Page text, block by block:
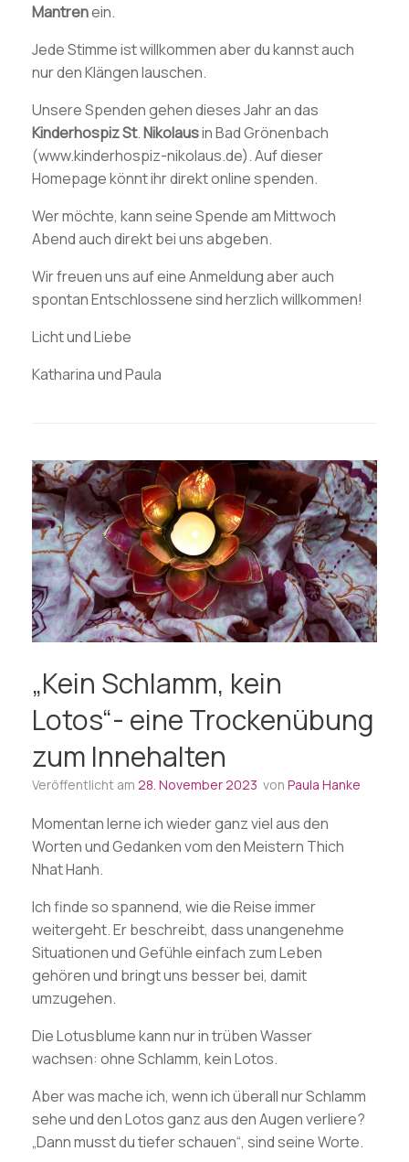
Mantrenein.
Jede Stimme ist willkommen aber du kannst auch
nur den Klängen lauschen.
Unsere Spenden gehen dieses Jahr an das
KinderhospizSt.Nikolausin Bad Grönenbach
(www.kinderhospiz-nikolaus.de). Auf dieser
Homepage könnt ihr direkt online spenden.
Wer möchte, kann seine Spende am Mittwoch
Abend auch direkt bei uns abgeben.
Wir freuen uns auf eine Anmeldung aber auch
spontan Entschlossene sind herzlich willkommen!
Licht und Liebe
Katharina und Paula
„Kein Schlamm, kein
Lotos“- eine Trockenübung
zum Innehalten
Veröffentlicht am 28. November 2023 von Paula Hanke
Momentan lerne ich wieder ganz viel aus den
Worten und Gedanken vom den Meistern Thich
Nhat Hanh.
Ich finde so spannend, wie die Reise immer
weitergeht. Er beschreibt, dass unangenehme
Situationen und Gefühle einfach zum Leben
gehören und bringt uns besser bei, damit
umzugehen.
Die Lotusblume kann nur in trüben Wasser
wachsen: ohne Schlamm, kein Lotos.
Aber was mache ich, wenn ich überall nur Schlamm
sehe und den Lotos ganz aus den Augen verliere?
„Dann musst du tiefer schauen“, sind seine Worte.